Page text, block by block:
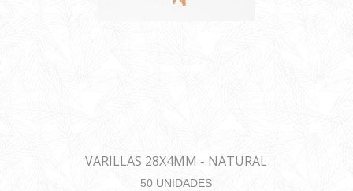
VARILLAS 28X4MM - NATURAL
50 UNIDADES